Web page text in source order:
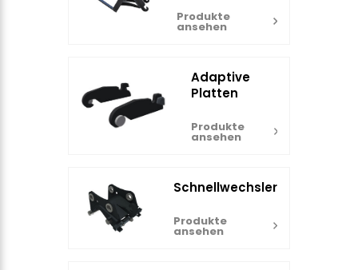
Produkte
ansehen
Adaptive
Platten
Produkte
ansehen
Schnellwechsler
Produkte
ansehen